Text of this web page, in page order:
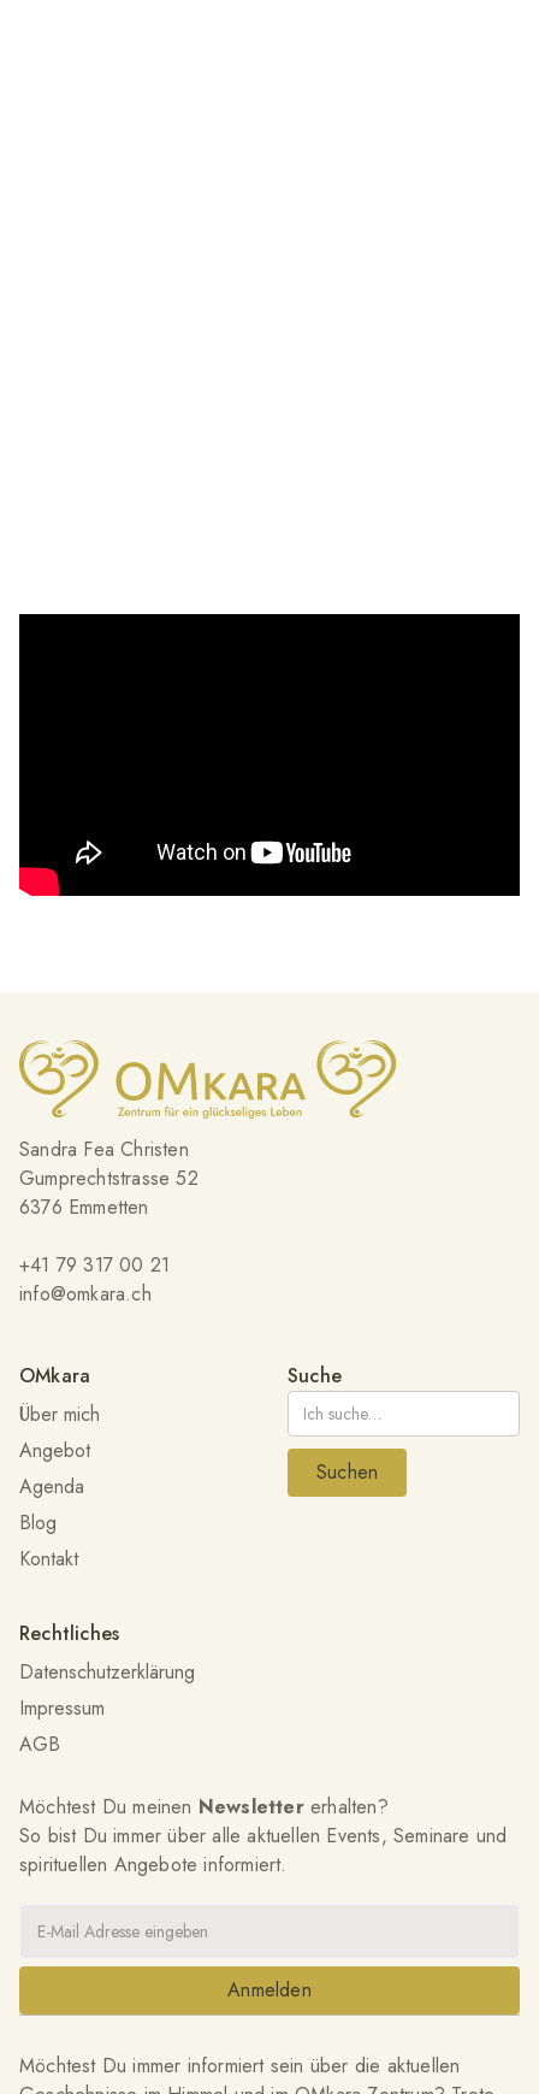
Sandra Fea Christen
Gumprechtstrasse 52
6376 Emmetten
+41 79 317 00 21
info@omkara.ch
OMkara
Über mich
Angebot
Agenda
Blog
Kontakt
Rechtliches
Datenschutzerklärung
Impressum
AGB
Suche
Möchtest Du meinen Newslettererhalten?
So bist Du immer über alle aktuellen Events, Seminare und
spirituellen Angebote informiert.
Möchtest Du immer informiert sein über die aktuellen